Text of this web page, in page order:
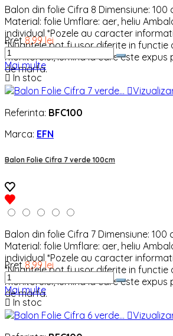
Balon din folie Cifra 8 Dimensiune: 100
Material: folie Umflare: aer, heliu
individual *Pozele au caracter
*Nuantele pot fi usor diferite in functie
monitorului, lumina la care este expus
de marfa.
Pret 8,99 lei
Mai multe
 In stoc

Referinta: BFC100
Marca: EFN
Balon Folie Cifra 7 verde 100cm
Balon din folie Cifra 7 Dimensiune: 100
Material: folie Umflare: aer, heliu
individual *Pozele au caracter
*Nuantele pot fi usor diferite in functie
monitorului, lumina la care este expus
de marfa.
Pret 8,99 lei
Mai multe
 In stoc
